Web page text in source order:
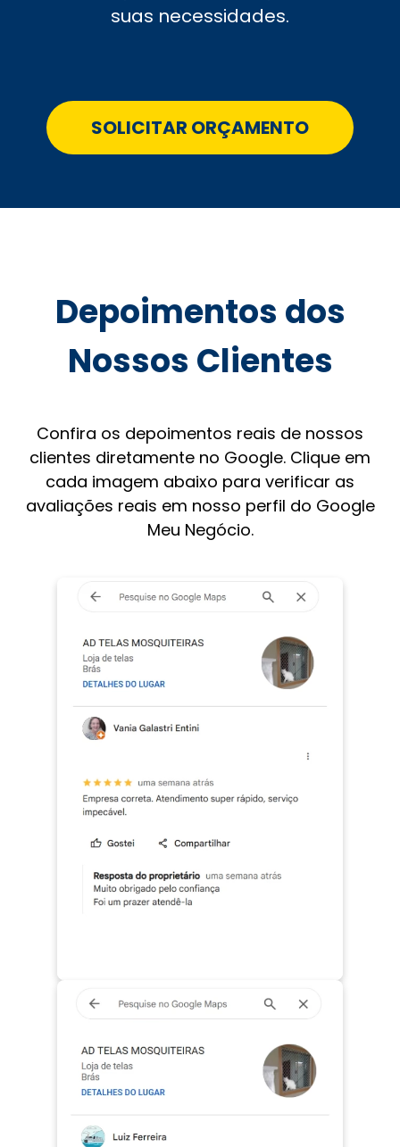
suas necessidades.
SOLICITAR ORÇAMENTO
Depoimentos dos
Nossos Clientes
Confira os depoimentos reais de nossos
clientes diretamente no Google. Clique em
cada imagem abaixo para verificar as
avaliações reais em nosso perfil do Google
Meu Negócio.